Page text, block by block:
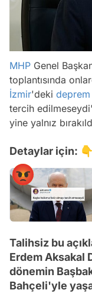
MHP Genel
toplantısında
İzmir'deki deprem
tercih
yine yalnız
Detaylar için: 👇
Talihsiz bu
Erdem Aksakal
dönemin
Bahçeli'yle